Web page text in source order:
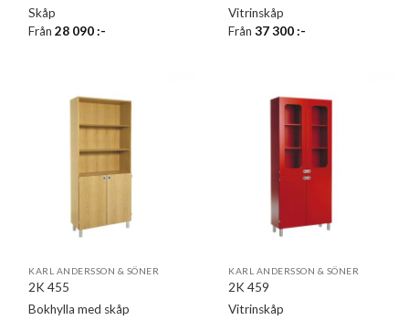
Skåp
Från28 090:-
Vitrinskåp
Från37 300:-
KARL ANDERSSON & SÖNER
2K 455
Bokhylla med skåp
KARL ANDERSSON & SÖNER
2K 459
Vitrinskåp